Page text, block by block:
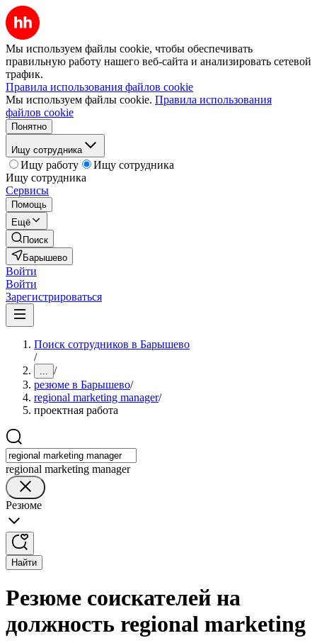
Мы используем файлы cookie, чтобы обеспечивать
правильную работу нашего веб-сайта и анализировать сетевой
трафик.
Правила использования файлов cookie
Мы используем файлы cookie. Правила использования
файлов cookie
Понятно
Ищу сотрудника
Ищу работу
Ищу сотрудника
Ищу сотрудника
Сервисы
Помощь
Ещё
Поиск
Барышево
Войти
Войти
Зарегистрироваться
Поиск сотрудников в Барышево
/
... /
резюме в Барышево/
regional marketing manager/
проектная работа
regional marketing manager
Резюме
Найти
Резюме соискателей на
должность regional marketing